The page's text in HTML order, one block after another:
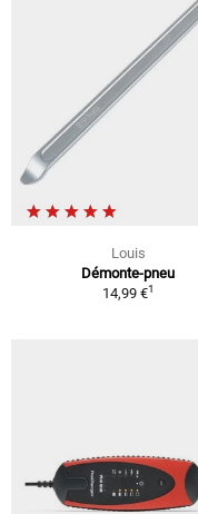
Louis
Démonte-pneu
14,99 €1